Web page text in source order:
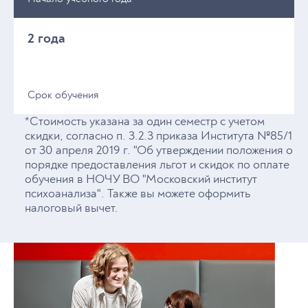
перевода. Мне предложили перевод
только на первый курс. Я сразу же
согласилась, так как между годом
руководителем организации
практики и стажировка дали мне
возможность заниматься также
организационным консультированием,
хотя ранее я себя в этой роли не
рассматривала. Я практик. Считаю, что
теория обладает ценностью, она является
фундаментом для качественной практики.
теоретически и не адаптировал его к
практической плоскости, то материалом
ты не овладел. У нас было много
практики, обратной связи, проектов, а
2 года
Срок обучения
*Стоимость указана за один семестр с учетом
скидки, согласно п. 3.2.3 приказа Института №85/1
от 30 апреля 2019 г. "Об утверждении положения о
порядке предоставления льгот и скидок по оплате
обучения в НОЧУ ВО "Московский институт
психоанализа". Также вы можете оформить
налоговый вычет.